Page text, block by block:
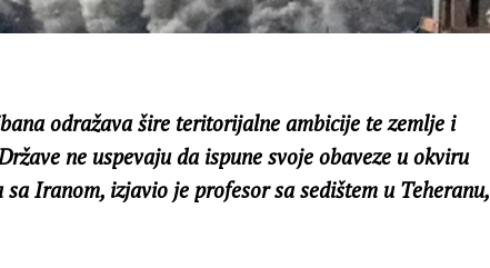
odražava šire teritorijalne ambicije te zemlje i
ne uspevaju da ispune svoje obaveze u okviru
Iranom, izjavio je profesor sa sedištem u Teheranu,